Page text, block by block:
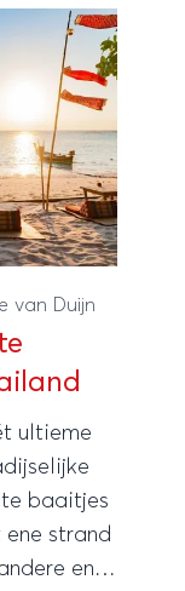
van Duijn
ultieme
baaitjes
strand
en